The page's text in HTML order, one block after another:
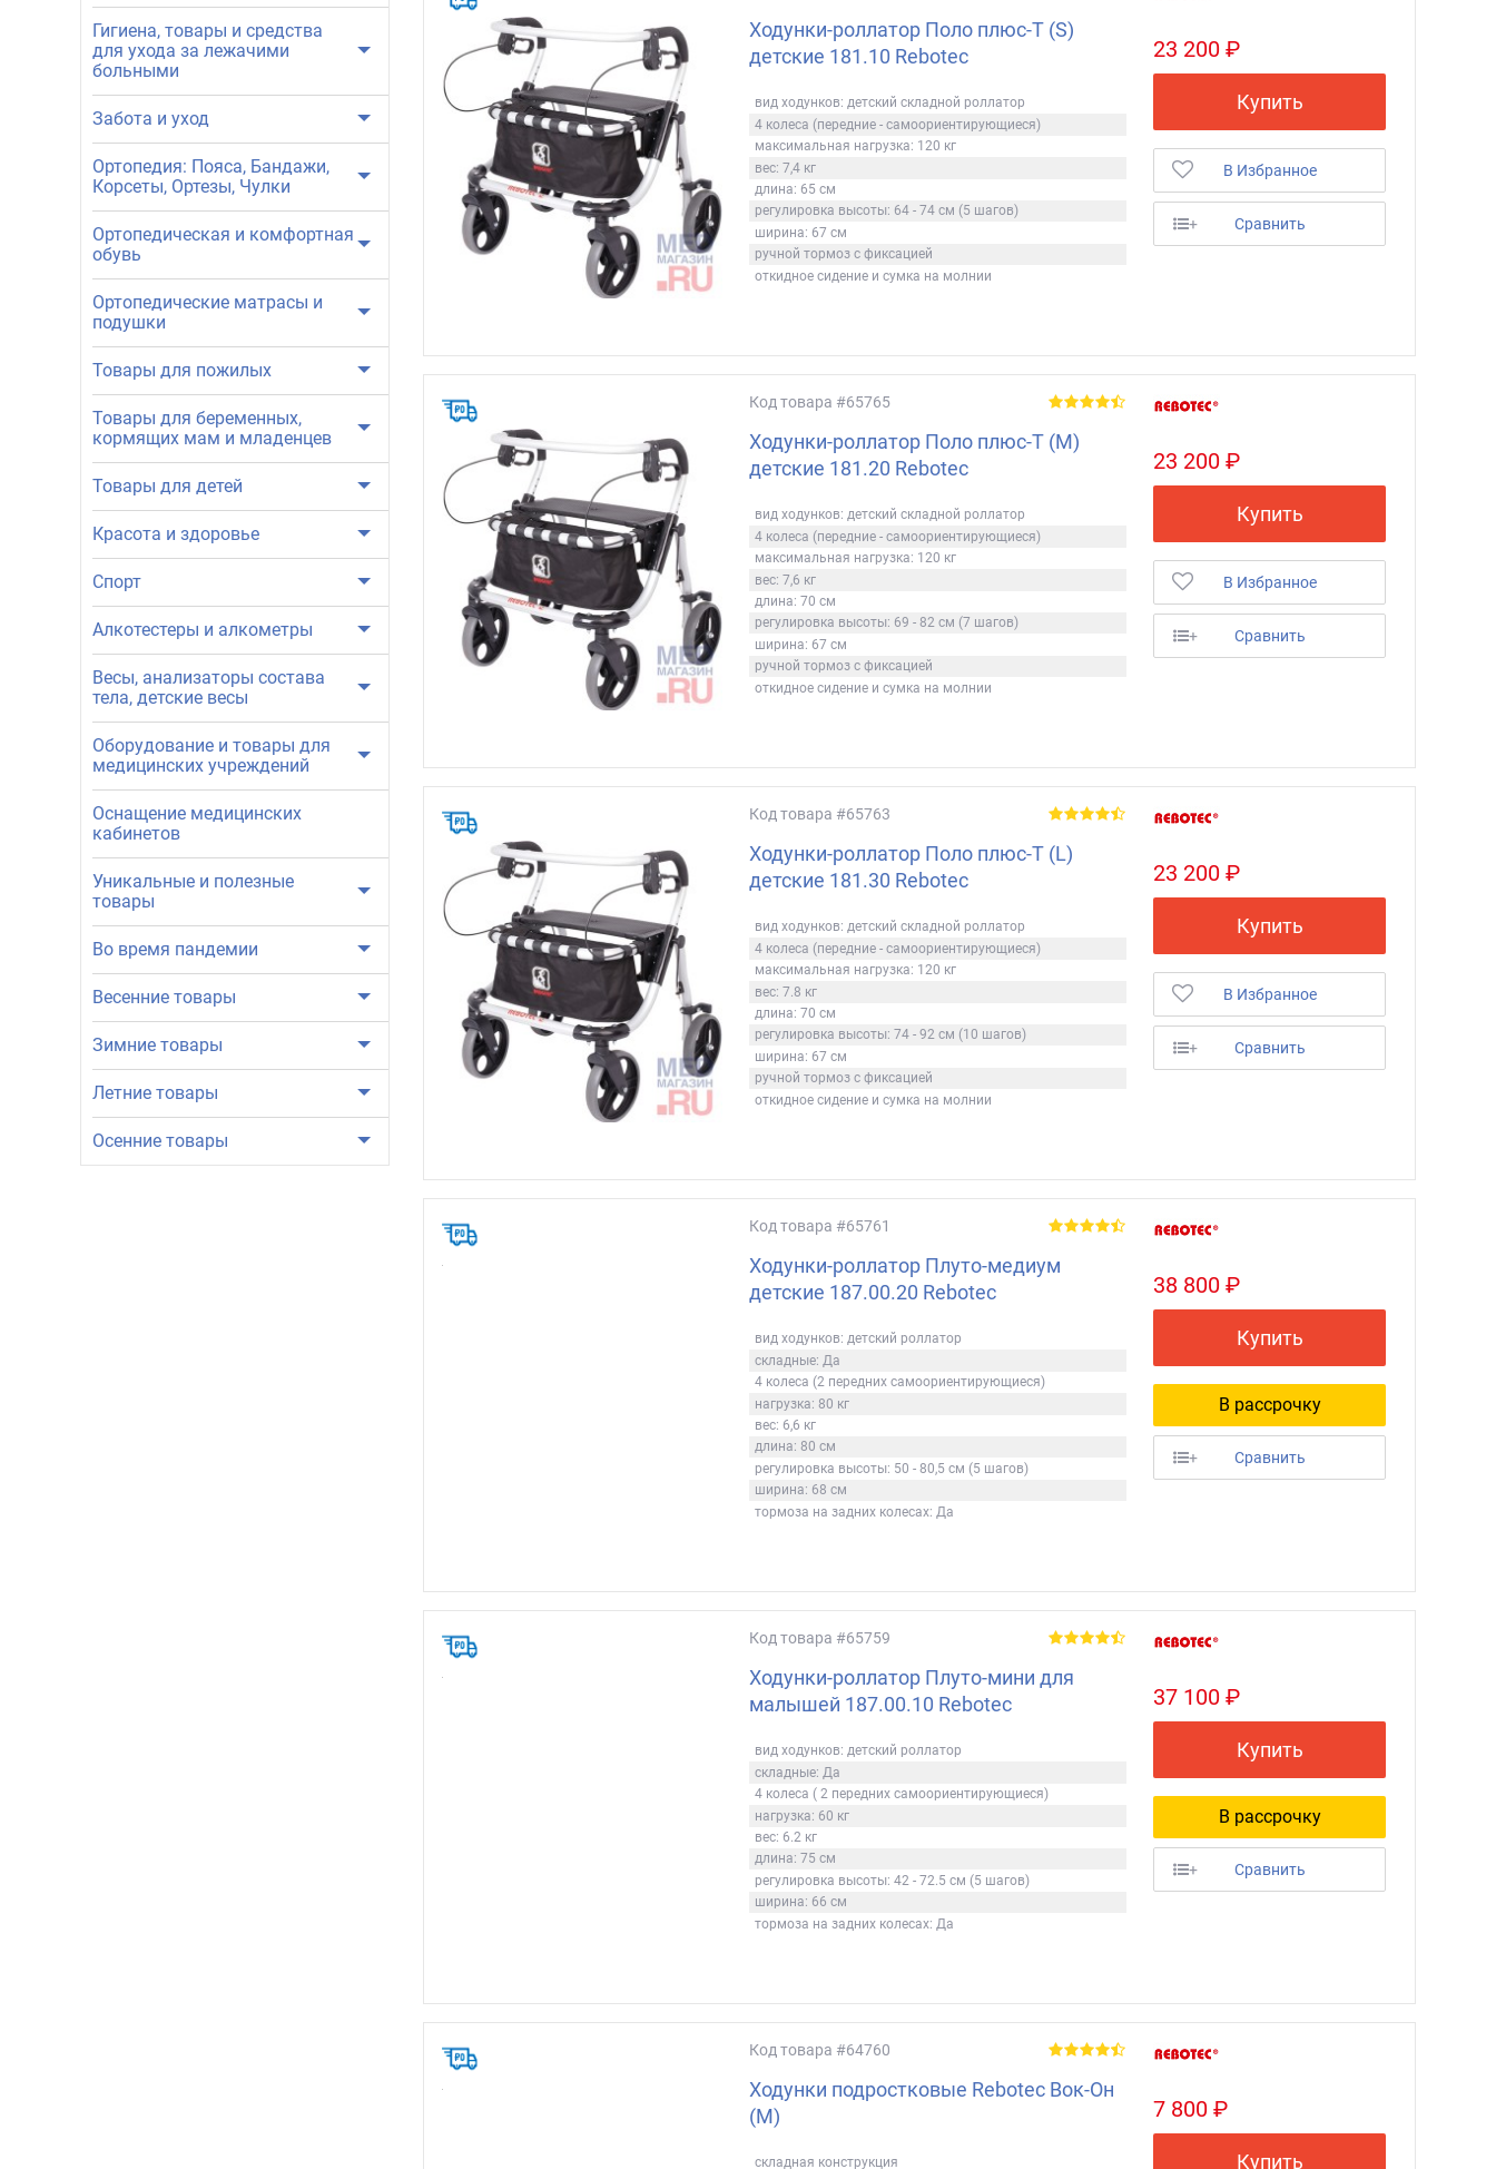
Гигиена, товары и средства
для ухода за лежачими
больными
Забота и уход
Ортопедия: Пояса, Бандажи,
Корсеты, Ортезы, Чулки
Ортопедическая и комфортная
обувь
Ортопедические матрасы и
подушки
Товары для пожилых
Товары для беременных,
кормящих мам и младенцев
Товары для детей
Красота и здоровье
Спорт
Алкотестеры и алкометры
Весы, анализаторы состава
тела, детские весы
Оборудование и товары для
медицинских учреждений
Оснащение медицинских
кабинетов
Уникальные и полезные
товары
Во время пандемии
Весенние товары
Зимние товары
Летние товары
Осенние товары
Ходунки-роллатор Поло плюс-Т (S)
детские 181.10 Rebotec
вид ходунков: детский складной роллатор
4 колеса (передние - самоориентирующиеся)
максимальная нагрузка: 120 кг
вес: 7,4 кг
длина: 65 см
регулировка высоты: 64 - 74 см (5 шагов)
ширина: 67 см
ручной тормоз с фиксацией
откидное сидение и сумка на молнии
23 200 ₽
Купить
В Избранное
+ Сравнить
Код товара #65765
Ходунки-роллатор Поло плюс-Т (M)
детские 181.20 Rebotec
вид ходунков: детский складной роллатор
4 колеса (передние - самоориентирующиеся)
максимальная нагрузка: 120 кг
вес: 7,6 кг
длина: 70 см
регулировка высоты: 69 - 82 см (7 шагов)
ширина: 67 см
ручной тормоз с фиксацией
откидное сидение и сумка на молнии
23 200 ₽
Купить
В Избранное
+ Сравнить
Код товара #65763
Ходунки-роллатор Поло плюс-Т (L)
детские 181.30 Rebotec
вид ходунков: детский складной роллатор
4 колеса (передние - самоориентирующиеся)
максимальная нагрузка: 120 кг
вес: 7.8 кг
длина: 70 см
регулировка высоты: 74 - 92 см (10 шагов)
ширина: 67 см
ручной тормоз с фиксацией
откидное сидение и сумка на молнии
23 200 ₽
Купить
В Избранное
+ Сравнить
Код товара #65761
Ходунки-роллатор Плуто-медиум
детские 187.00.20 Rebotec
вид ходунков: детский роллатор
складные: Да
4 колеса (2 передних самоориентирующиеся)
нагрузка: 80 кг
вес: 6,6 кг
длина: 80 см
регулировка высоты: 50 - 80,5 см (5 шагов)
ширина: 68 см
тормоза на задних колесах: Да
38 800 ₽
Купить
В рассрочку
+ Сравнить
Код товара #65759
Ходунки-роллатор Плуто-мини для
малышей 187.00.10 Rebotec
вид ходунков: детский роллатор
складные: Да
4 колеса ( 2 передних самоориентирующиеся)
нагрузка: 60 кг
вес: 6.2 кг
длина: 75 см
регулировка высоты: 42 - 72.5 см (5 шагов)
ширина: 66 см
тормоза на задних колесах: Да
37 100 ₽
Купить
В рассрочку
+ Сравнить
Код товара #64760
Ходунки подростковые Rebotec Вок-Он
(M)
складная конструкция
7 800 ₽
Купить